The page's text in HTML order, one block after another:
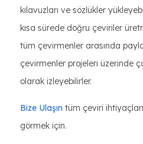
kılavuzları ve sözlükler
kısa sürede doğru çeviriler
tüm çevirmenler arasında
çevirmenler projeleri üzerinde
olarak izleyebilirler.
Bize Ulaşın tüm çeviri
görmek için.